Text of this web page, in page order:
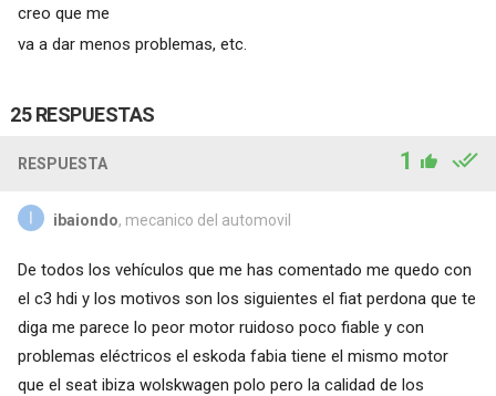
creo que me
va a dar menos problemas, etc.
25 RESPUESTAS
RESPUESTA 1
ibaiondo, mecanico del automovil
De todos los vehículos que me has comentado me quedo con
el c3 hdi y los motivos son los siguientes el fiat perdona que te
diga me parece lo peor motor ruidoso poco fiable y con
problemas eléctricos el eskoda fabia tiene el mismo motor
que el seat ibiza wolskwagen polo pero la calidad de los